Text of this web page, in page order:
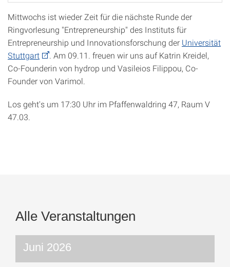
Mittwochs ist wieder Zeit für die nächste Runde der
Ringvorlesung "Entrepreneurship" des Instituts für
Entrepreneurship und Innovationsforschung der Universität
Stuttgart
. Am 09.11. freuen wir uns auf Katrin Kreidel,
Co-Founderin von hydrop und Vasileios Filippou, Co-
Founder von Varimol.
Los geht's um 17:30 Uhr im Pfaffenwaldring 47, Raum V
47.03.
Alle Veranstaltungen
Juni 2026